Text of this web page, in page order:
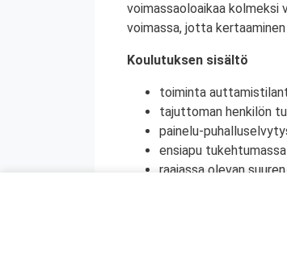
voimassaoloaikaa
voimassa, jotta
Koulutuksen sisältö
toiminta
tajuttoman henkilön
painelu-
ensiapu
raajassa olevan